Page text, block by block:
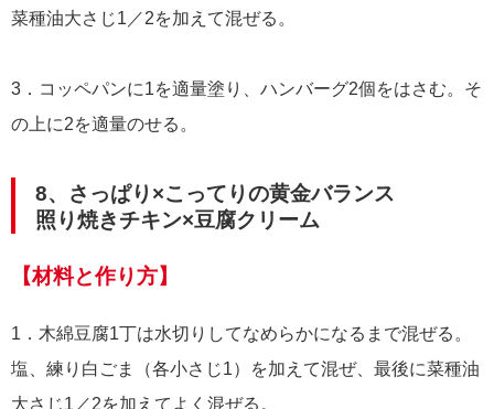
菜種油大さじ1／2を加えて混ぜる。
3．コッペパンに1を適量塗り、ハンバーグ2個をはさむ。そ
の上に2を適量のせる。
8、さっぱり×こってりの黄金バランス
照り焼きチキン×豆腐クリーム
【材料と作り方】
1．木綿豆腐1丁は水切りしてなめらかになるまで混ぜる。
塩、練り白ごま（各小さじ1）を加えて混ぜ、最後に菜種油
大さじ1／2を加えてよく混ぜる。